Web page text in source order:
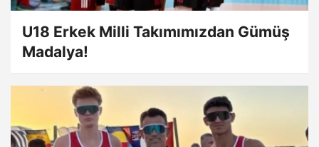
U18 Erkek Milli Takımımızdan Gümüş
Madalya!